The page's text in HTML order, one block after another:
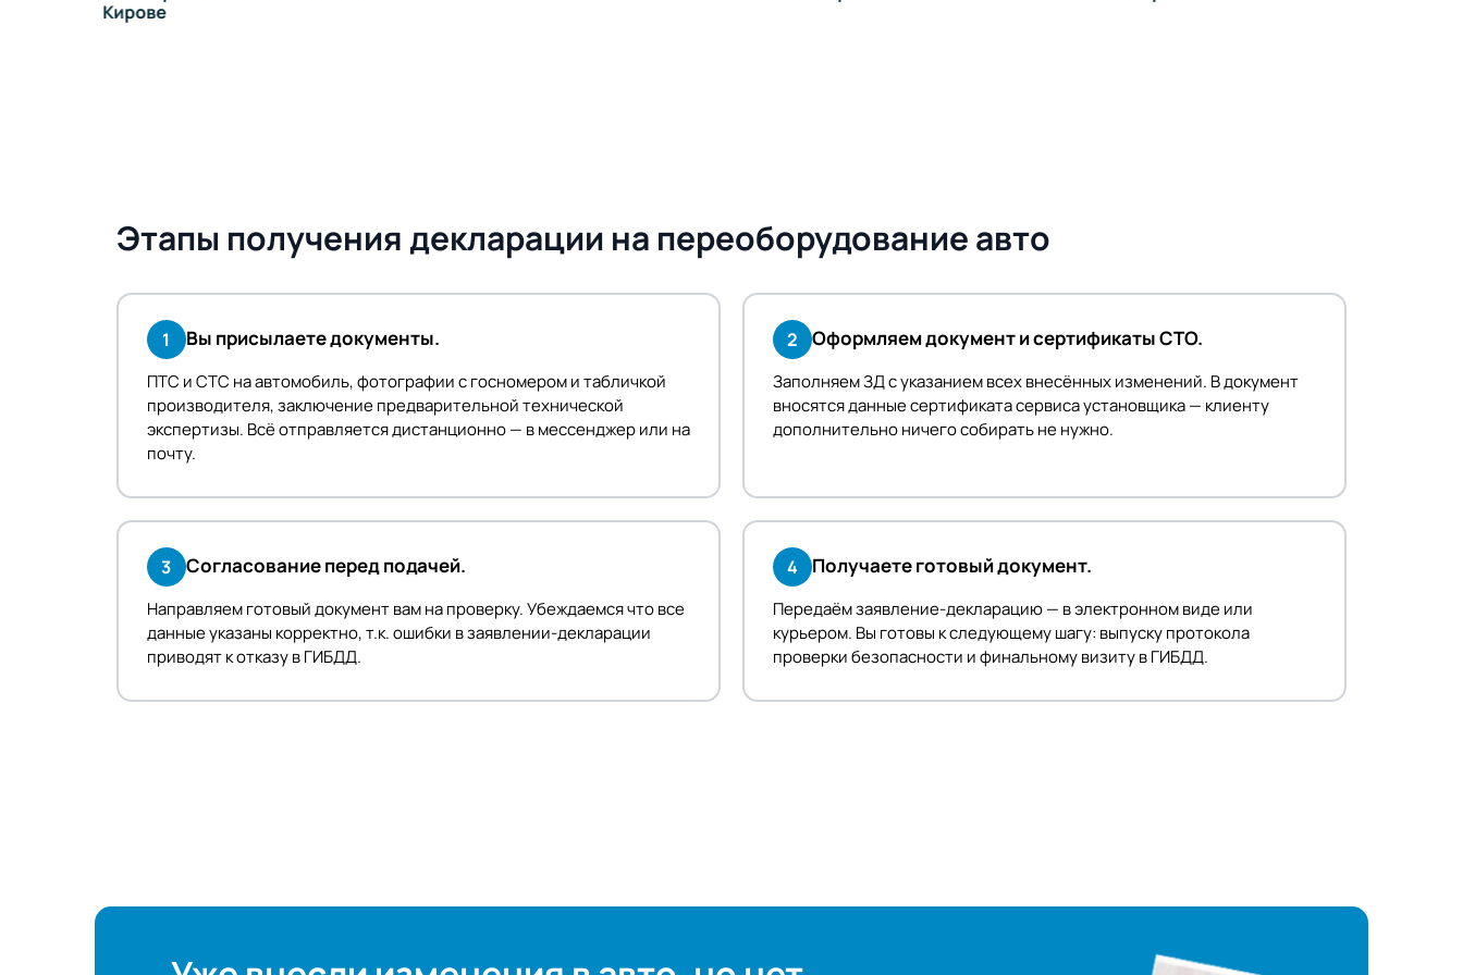
Кирове
Этапы получения декларации на переоборудование авто
1 Вы присылаете документы.
ПТС и СТС на автомобиль, фотографии с госномером и табличкой
производителя, заключение предварительной технической
экспертизы. Всё отправляется дистанционно — в мессенджер или на
почту.
2 Оформляем документ и сертификаты СТО.
Заполняем ЗД с указанием всех внесённых изменений. В документ
вносятся данные сертификата сервиса установщика — клиенту
дополнительно ничего собирать не нужно.
3 Согласование перед подачей.
Направляем готовый документ вам на проверку. Убеждаемся что все
данные указаны корректно, т.к. ошибки в заявлении-декларации
приводят к отказу в ГИБДД.
4 Получаете готовый документ.
Передаём заявление-декларацию — в электронном виде или
курьером. Вы готовы к следующему шагу: выпуску протокола
проверки безопасности и финальному визиту в ГИБДД.